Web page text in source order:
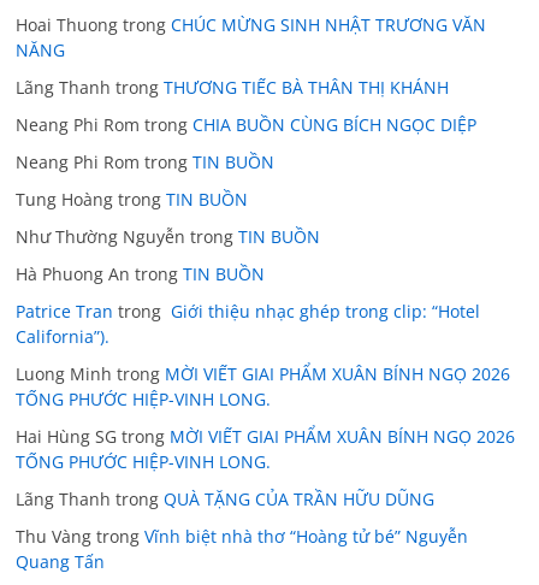
Hoai Thuong trongCHÚC MỪNG SINH NHẬT TRƯƠNG VĂN
NĂNG
Lãng Thanh trongTHƯƠNG TIẾC BÀ THÂN THỊ KHÁNH
Neang Phi Rom trongCHIA BUỒN CÙNG BÍCH NGỌC DIỆP
Neang Phi Rom trongTIN BUỒN
Tung Hoàng trongTIN BUỒN
Như Thường Nguyễn trongTIN BUỒN
Hà Phuong An trongTIN BUỒN
Patrice Tran trong Giới thiệu nhạc ghép trong clip: “Hotel
California”).
Luong Minh trong MỜI VIẾT GIAI PHẨM XUÂN BÍNH NGỌ 2026
TỐNG PHƯỚC HIỆP-VINH LONG.
Hai Hùng SG trong MỜI VIẾT GIAI PHẨM XUÂN BÍNH NGỌ 2026
TỐNG PHƯỚC HIỆP-VINH LONG.
Lãng Thanh trongQUÀ TẶNG CỦA TRẦN HỮU DŨNG
Thu Vàng trongVĩnh biệt nhà thơ “Hoàng tử bé” Nguyễn
Quang Tấn